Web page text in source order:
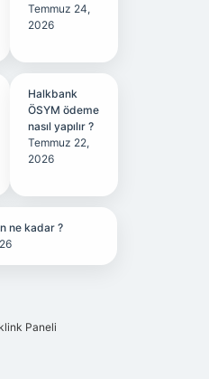
Temmuz 24,
2026
Halkbank
ÖSYM ödeme
nasıl yapılır ?
Temmuz 22,
2026
ne kadar ?